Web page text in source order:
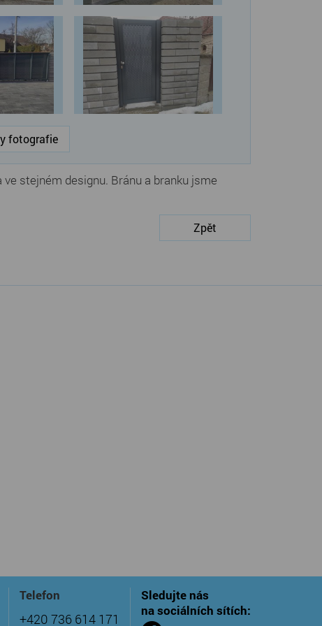
fotografie
stejném designu. Bránu a branku jsme
Zpět
Sledujte nás
na sociálních sítích:
Telefon
+420 736 614 171